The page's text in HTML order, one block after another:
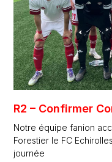
R2 – Confirmer
Notre équipe fanion
Forestier le FC
journée